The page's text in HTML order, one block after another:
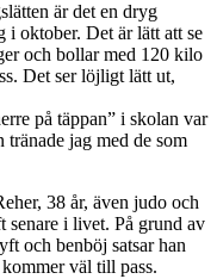
är det en dryg
i oktober. Det är lätt att se
och bollar med 120 kilo
Det ser löjligt lätt ut,
på täppan” i skolan var
jag med de som
38 år, även judo och
senare i livet. På grund av
och benböj satsar han
väl till pass.